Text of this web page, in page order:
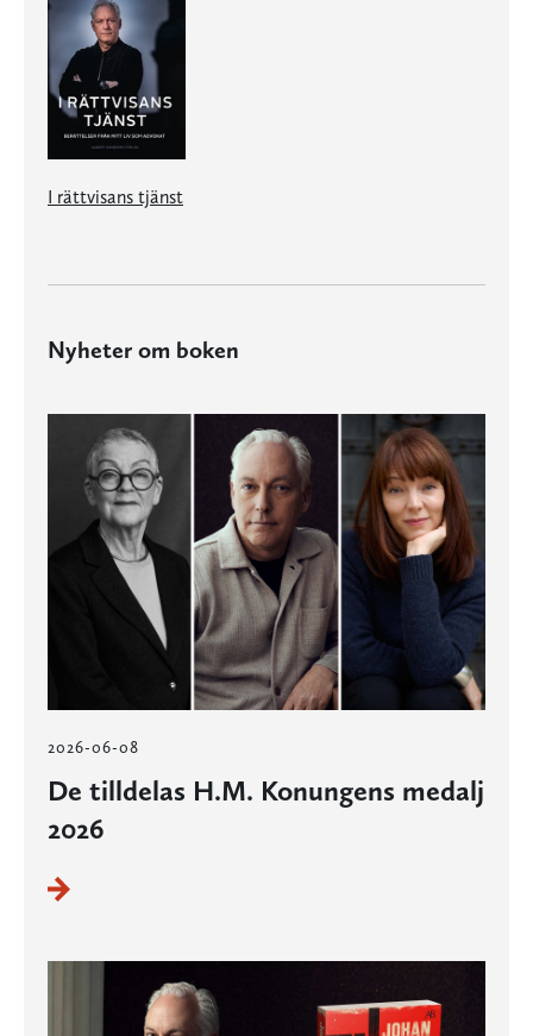
I rättvisans tjänst
Nyheter om boken
2026-06-08
De tilldelas H.M. Konungens medalj
2026